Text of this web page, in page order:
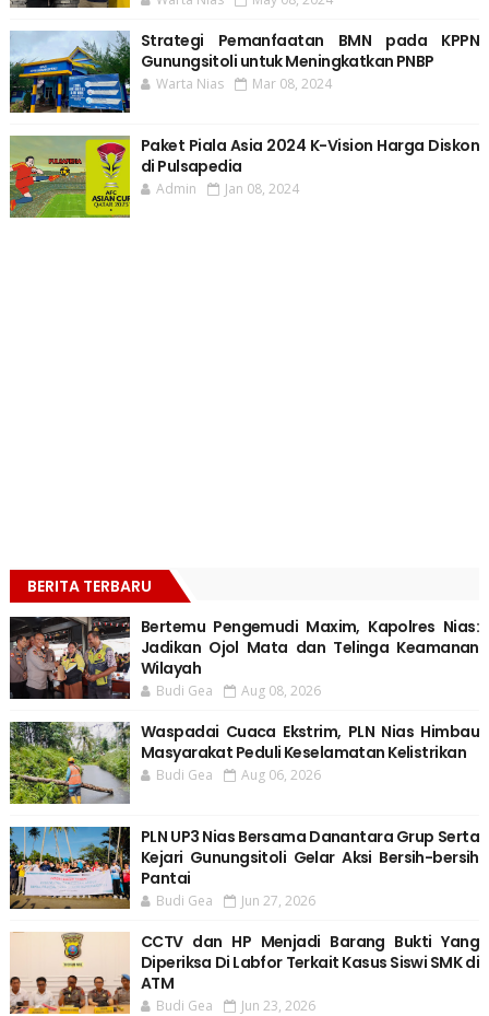
Strategi Pemanfaatan BMN pada KPPN
Gunungsitoli untuk Meningkatkan PNBP
Warta Nias Mar 08, 2024
Paket Piala Asia 2024 K-Vision Harga Diskon
di Pulsapedia
Admin Jan 08, 2024
BERITA TERBARU
Bertemu Pengemudi Maxim, Kapolres Nias:
Jadikan Ojol Mata dan Telinga Keamanan
Wilayah
Budi Gea Aug 08, 2026
Waspadai Cuaca Ekstrim, PLN Nias Himbau
Masyarakat Peduli Keselamatan Kelistrikan
Budi Gea Aug 06, 2026
PLN UP3 Nias Bersama Danantara Grup Serta
Kejari Gunungsitoli Gelar Aksi Bersih-bersih
Pantai
Budi Gea Jun 27, 2026
CCTV dan HP Menjadi Barang Bukti Yang
Diperiksa Di Labfor Terkait Kasus Siswi SMK di
ATM
Budi Gea Jun 23, 2026